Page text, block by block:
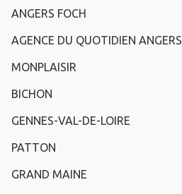
ANGERS FOCH
AGENCE DU QUOTIDIEN ANGERS
MONPLAISIR
BICHON
GENNES-VAL-DE-LOIRE
PATTON
GRAND MAINE